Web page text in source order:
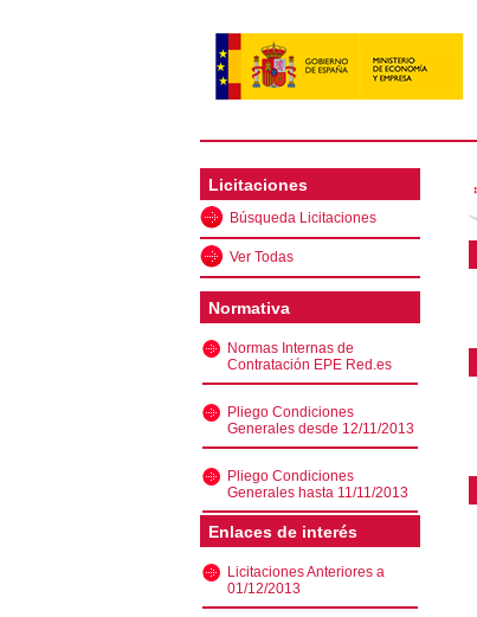
Licitaciones
Búsqueda Licitaciones
Ver Todas
Normativa
Normas Internas de
Contratación EPE Red.es
Pliego Condiciones
Generales desde 12/11/2013
Pliego Condiciones
Generales hasta 11/11/2013
Enlaces de interés
Licitaciones Anteriores a
01/12/2013